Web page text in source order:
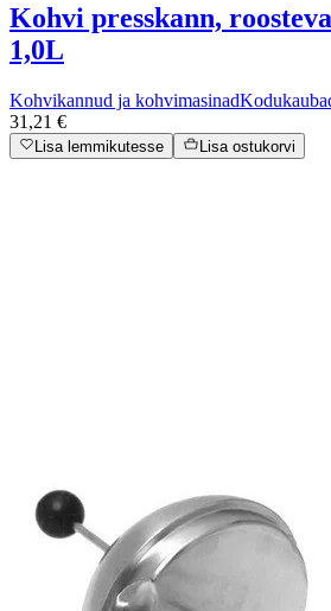
Kohvi presskann,
1,0L
Kohvikannud ja kohvimasinad
31,21 €
Lisa lemmikutesse Lisa ostukorvi